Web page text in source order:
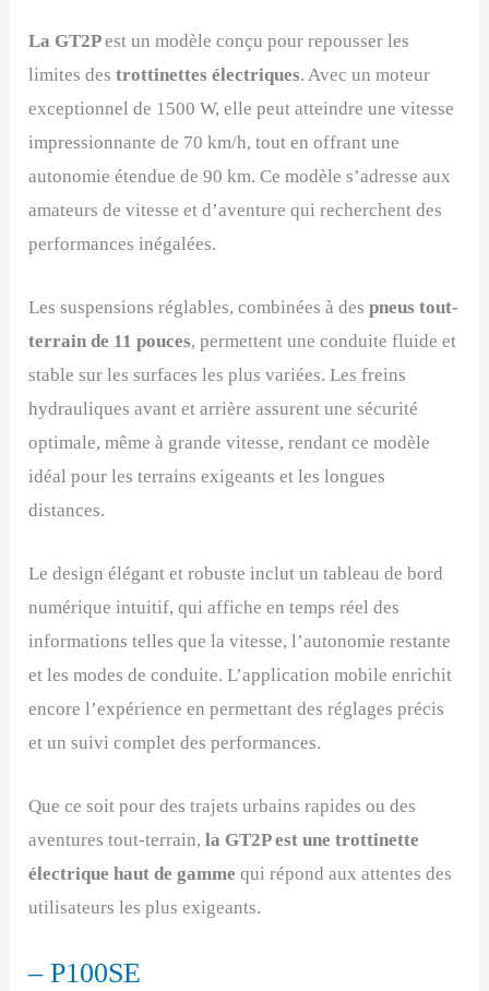
La GT2Pest un modèle conçu pour repousser les
limites destrottinettes électriques. Avec un moteur
exceptionnel de 1500 W, elle peut atteindre une vitesse
impressionnante de 70 km/h, tout en offrant une
autonomie étendue de 90 km. Ce modèle s’adresse aux
amateurs de vitesse et d’aventure qui recherchent des
performances inégalées.
Les suspensions réglables, combinées à des pneus tout-
terrain de 11 pouces, permettent une conduite fluide et
stable sur les surfaces les plus variées. Les freins
hydrauliques avant et arrière assurent une sécurité
optimale, même à grande vitesse, rendant ce modèle
idéal pour les terrains exigeants et les longues
distances.
Le design élégant et robuste inclut un tableau de bord
numérique intuitif, qui affiche en temps réel des
informations telles que la vitesse, l’autonomie restante
et les modes de conduite. L’application mobile enrichit
encore l’expérience en permettant des réglages précis
et un suivi complet des performances.
Que ce soit pour des trajets urbains rapides ou des
aventures tout-terrain,la GT2P est une trottinette
électrique haut de gamme qui répond aux attentes des
utilisateurs les plus exigeants.
– P100SE